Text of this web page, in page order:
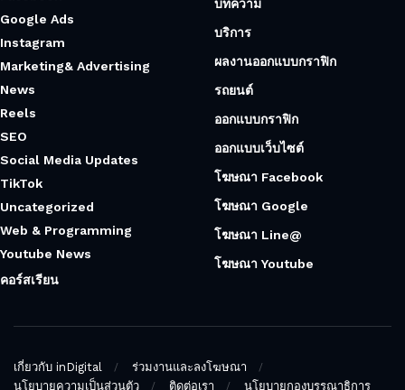
Google Ads
Instagram
Marketing& Advertising
News
Reels
SEO
Social Media Updates
TikTok
Uncategorized
Web & Programming
Youtube News
คอร์สเรียน
บทความ
บริการ
ผลงานออกแบบกราฟิก
รถยนต์
ออกแบบกราฟิก
ออกแบบเว็บไซต์
โฆษณา Facebook
โฆษณา Google
โฆษณา Line@
โฆษณา Youtube
เกี่ยวกับ inDigital
ร่วมงานและลงโฆษณา
นโยบายความเป็นส่วนตัว
ติดต่อเรา นโยบายกองบรรณาธิการ